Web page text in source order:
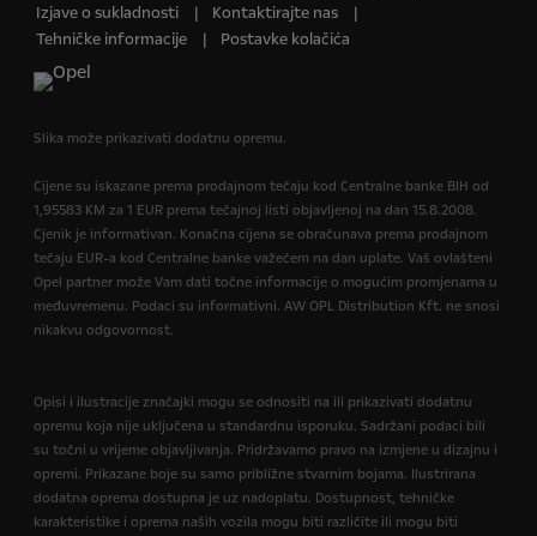
Izjave o sukladnosti
Kontaktirajte nas
Tehničke informacije
Postavke kolačića
Slika može prikazivati dodatnu opremu.
Cijene su iskazane prema prodajnom tečaju kod Centralne banke BIH od
1,95583 KM za 1 EUR prema tečajnoj listi objavljenoj na dan 15.8.2008.
Cjenik je informativan. Konačna cijena se obračunava prema prodajnom
tečaju EUR-a kod Centralne banke važećem na dan uplate. Vaš ovlašteni
Opel partner može Vam dati točne informacije o mogućim promjenama u
međuvremenu. Podaci su informativni. AW OPL Distribution Kft. ne snosi
nikakvu odgovornost.
Opisi i ilustracije značajki mogu se odnositi na ili prikazivati dodatnu
opremu koja nije uključena u standardnu isporuku. Sadržani podaci bili
su točni u vrijeme objavljivanja. Pridržavamo pravo na izmjene u dizajnu i
opremi. Prikazane boje su samo približne stvarnim bojama. Ilustrirana
dodatna oprema dostupna je uz nadoplatu. Dostupnost, tehničke
karakteristike i oprema naših vozila mogu biti različite ili mogu biti